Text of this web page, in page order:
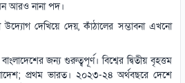
আরও নানা পদ।
দেখিয়ে দেয়, কাঁঠালের সম্ভাবনা এখনো
জন্য গুরুত্বপূর্ণ। বিশ্বের দ্বিতীয় বৃহত্তম
প্রথম ভারত। ২০২৩-২৪ অর্থবছরে দেশে